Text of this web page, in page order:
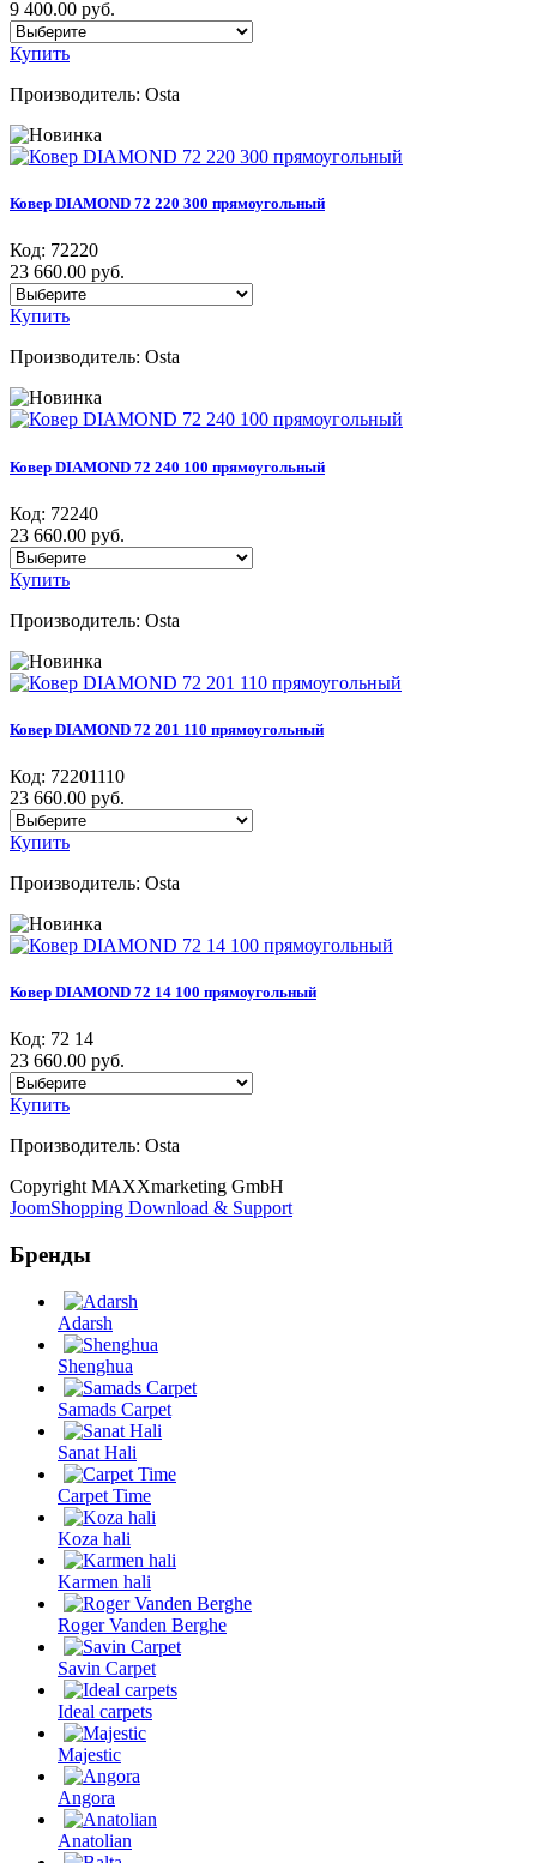
9 400.00 руб.
Купить
Производитель: Osta
Ковер DIAMOND 72 220 300 прямоугольный
Код: 72220
23 660.00 руб.
Купить
Производитель: Osta
Ковер DIAMOND 72 240 100 прямоугольный
Код: 72240
23 660.00 руб.
Купить
Производитель: Osta
Ковер DIAMOND 72 201 110 прямоугольный
Код: 72201110
23 660.00 руб.
Купить
Производитель: Osta
Ковер DIAMOND 72 14 100 прямоугольный
Код: 72 14
23 660.00 руб.
Купить
Производитель: Osta
Copyright MAXXmarketing GmbH
JoomShopping Download & Support
Бренды
Adarsh
Shenghua
Samads Carpet
Sanat Hali
Carpet Time
Koza hali
Karmen hali
Roger Vanden Berghe
Savin Carpet
Ideal carpets
Majestic
Angora
Anatolian